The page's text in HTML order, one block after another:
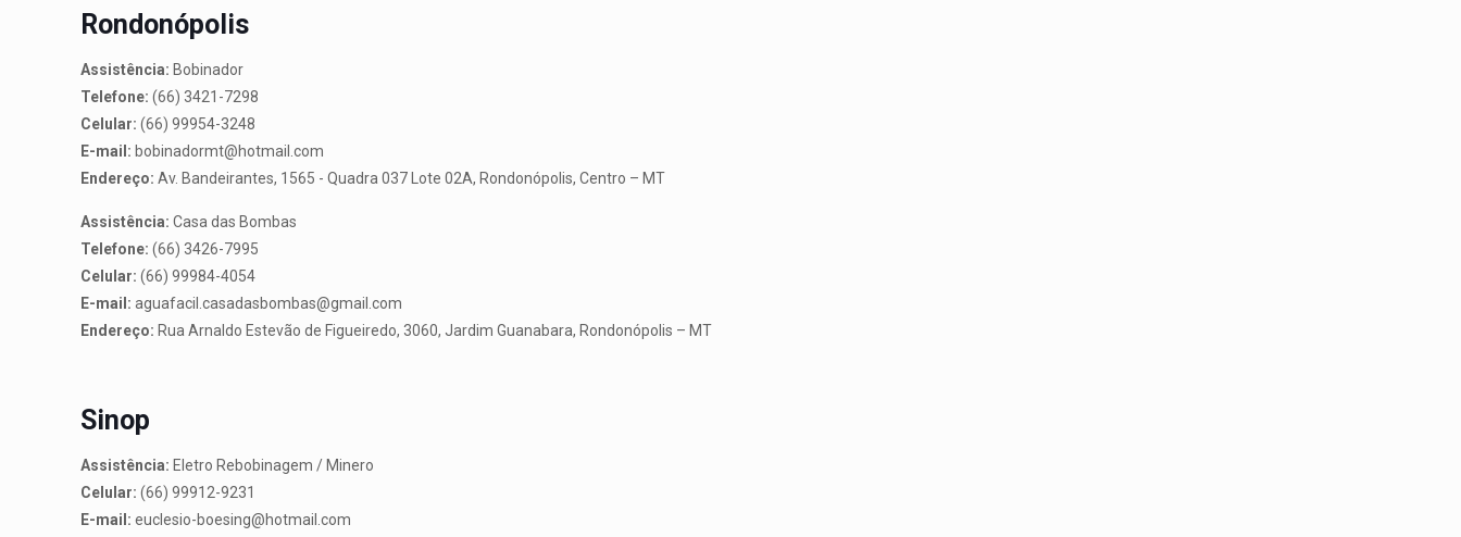
Rondonópolis
Assistência: Bobinador
Telefone: (66) 3421-7298
Celular: (66) 99954-3248
E-mail: bobinadormt@hotmail.com
Endereço: Av. Bandeirantes, 1565 - Quadra 037 Lote 02A, Rondonópolis, Centro – MT
Assistência: Casa das Bombas
Telefone: (66) 3426-7995
Celular: (66) 99984-4054
E-mail: aguafacil.casadasbombas@gmail.com
Endereço: Rua Arnaldo Estevão de Figueiredo, 3060, Jardim Guanabara, Rondonópolis – MT
Sinop
Assistência: Eletro Rebobinagem / Minero
Celular: (66) 99912-9231
E-mail: euclesio-boesing@hotmail.com